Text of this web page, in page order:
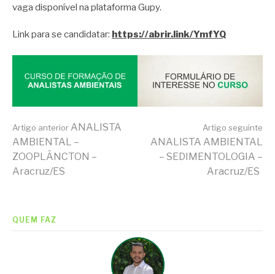
vaga disponível na plataforma Gupy.
Link para se candidatar: https://abrir.link/YmfYQ
Continue
lendo
Artigo anterior ANALISTA
AMBIENTAL –
ZOOPLÂNCTON –
Aracruz/ES
Artigo seguinte
ANALISTA AMBIENTAL
– SEDIMENTOLOGIA –
Aracruz/ES
QUEM FAZ